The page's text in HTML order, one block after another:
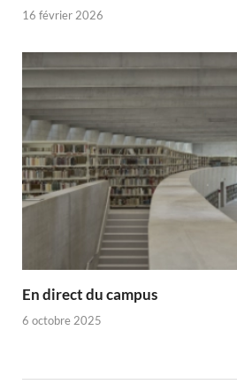
16 février 2026
En direct du campus
6 octobre 2025